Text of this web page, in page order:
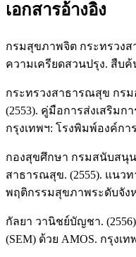
เอกสารอ้างอิง
กรมสุขภาพจิต กระทรวงส
ความเครียดสวนปรุง. สืบค้
กระทรวงสาธารณสุข กร
(2553). คู่มือการส่งเสริมก
กรุงเทพฯ: โรงพิมพ์องค์ก
กองสุขศึกษา กรมสนับสนุ
สาธารณสุข. (2555). แนว
พฤติกรรมสุขภาพระดับจัง
กัลยา วานิชย์บัญชา.
(SEM) ด้วย AMOS. กรุง